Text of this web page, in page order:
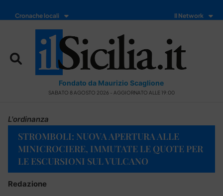
Cronache locali Il Network
Fondato da Maurizio Scaglione
SABATO 8 AGOSTO 2026 - AGGIORNATO ALLE 19:00
L'ordinanza
STROMBOLI: NUOVA APERTURA ALLE
MINICROCIERE, IMMUTATE LE QUOTE PER
LE ESCURSIONI SUL VULCANO
Redazione